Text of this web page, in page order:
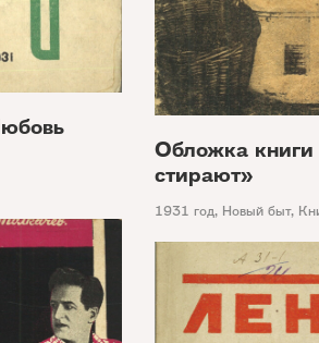
Обложка
стирают»
1931 год, Новый быт,